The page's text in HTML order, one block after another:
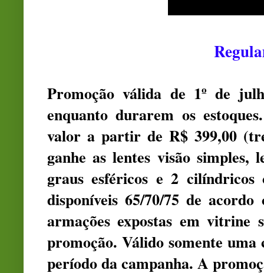
Promoção válida de 1º de
enquanto durarem os
valor a partir de R$ 399,00
ganhe as lentes visão
graus esféricos e 2
disponíveis 65/70/75 de
armações expostas em vitrine
promoção. Válido somente
período da campanha. A